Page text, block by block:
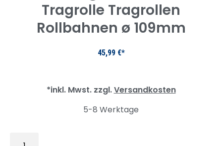
Tragrolle Tragrollen
Rollbahnen ø 109mm
45,99 €
*inkl. Mwst. zzgl.Versandkosten
5-8 Werktage